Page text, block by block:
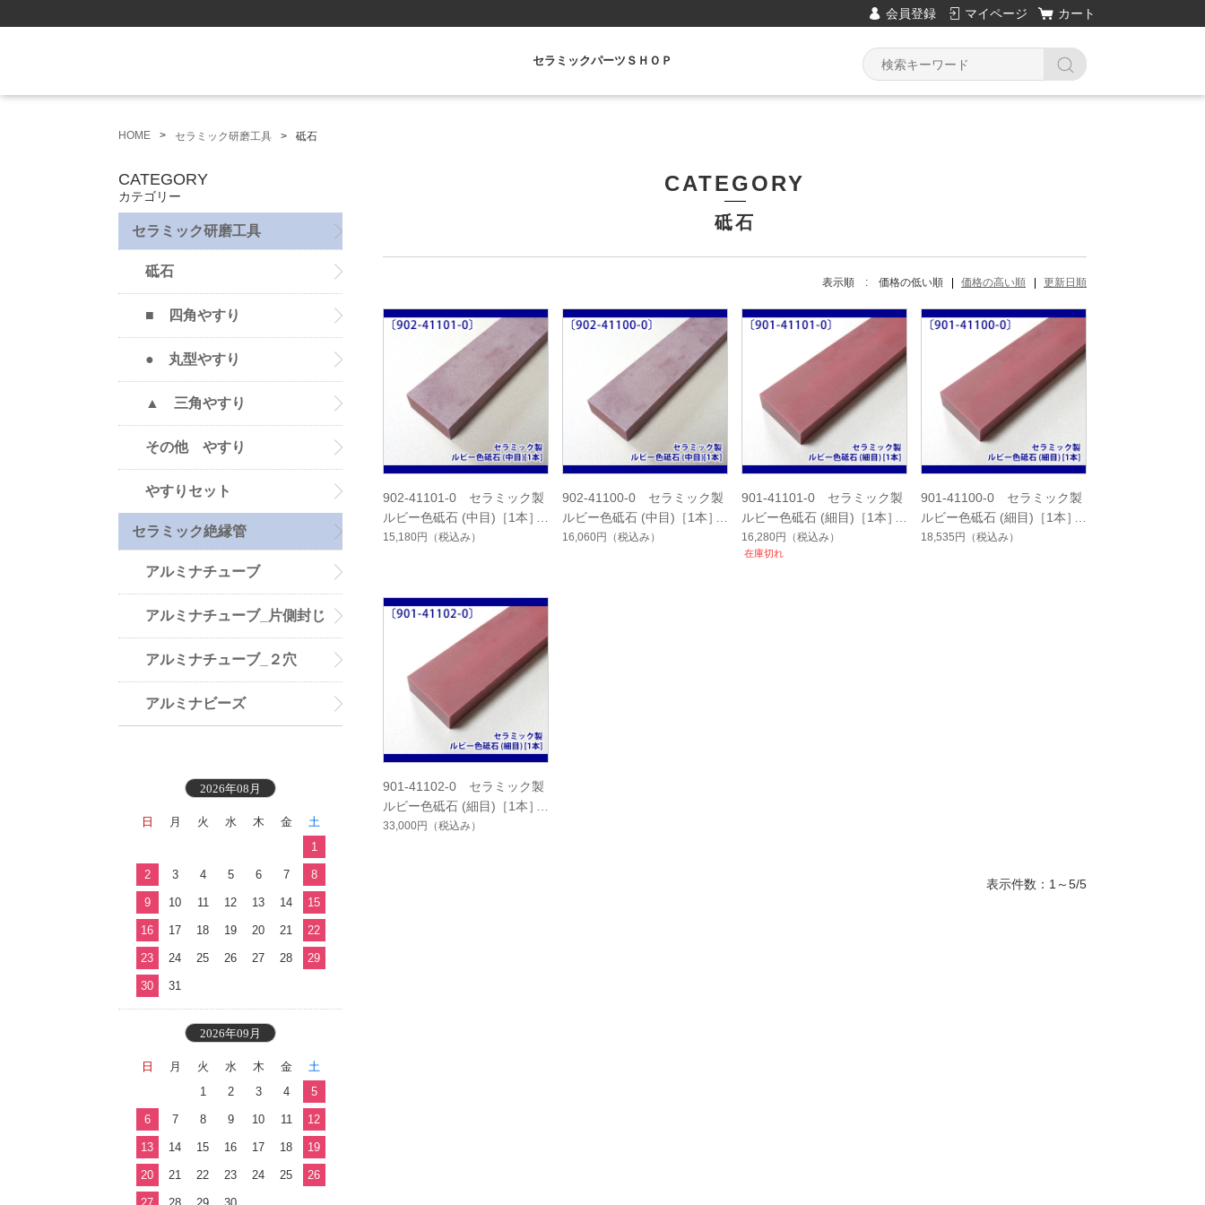
会員登録 マイページ カート
セラミックパーツＳＨＯＰ
HOME セラミック研磨工具 砥石
CATEGORY
砥石
表示順 : 価格の低い順 価格の高い順 更新日順
902-41101-0 セラミック製
ルビー色砥石 (中目)［1本］
15,180円 （税込み）
902-41100-0 セラミック製
ルビー色砥石 (中目)［1本］
16,060円 （税込み）
901-41101-0 セラミック製
ルビー色砥石 (細目)［1本］
16,280円 （税込み）
在庫切れ
901-41100-0 セラミック製
ルビー色砥石 (細目)［1本］
18,535円 （税込み）
901-41102-0 セラミック製
ルビー色砥石 (細目)［1本］
33,000円 （税込み）
表示件数：1～5/5
CATEGORY
カテゴリー
セラミック研磨工具
砥石
■ 四角やすり
● 丸型やすり
▲ 三角やすり
その他 やすり
やすりセット
セラミック絶縁管
アルミナチューブ
アルミナチューブ_片側封じ
アルミナチューブ_２穴
アルミナビーズ
2026年08月
日 月 火 水 木 金
土
1
2 3 4 5 6 7 8
9 10 11 12 13 14 15
16 17 18 19 20 21 22
23 24 25 26 27 28 29
30 31
2026年09月
日 月 火 水 木 金
土
1
2 3 4 5
6 7 8 9 10 11 12
13 14 15 16 17 18 19
20 21 22 23 24 25 26